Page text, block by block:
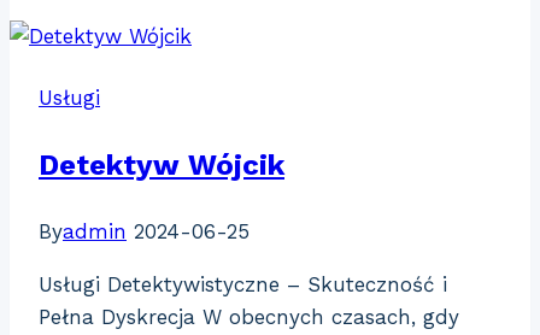
Usługi
Detektyw Wójcik
Byadmin 2024-06-25
Usługi Detektywistyczne – Skuteczność i
Pełna Dyskrecja W obecnych czasach, gdy